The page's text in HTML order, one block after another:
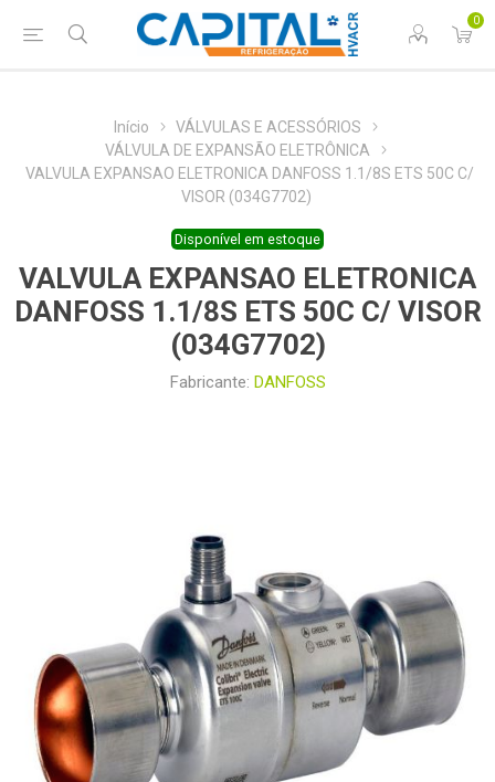
0
Início
VÁLVULAS E ACESSÓRIOS
VÁLVULA DE EXPANSÃO ELETRÔNICA
VALVULA EXPANSAO ELETRONICA DANFOSS 1.1/8S ETS 50C C/
VISOR (034G7702)
Disponível em estoque
VALVULA EXPANSAO ELETRONICA
DANFOSS 1.1/8S ETS 50C C/ VISOR
(034G7702)
Fabricante: DANFOSS